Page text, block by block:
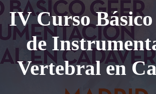
IV Curso
de
Vertebral en